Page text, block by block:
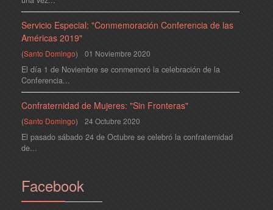
Servicio Especial: "Conmemoración Conferencia de las
Américas 2019"
(Santo Domingo) 01 Noviembre 2020
El día 1 de Noviembre se conmemoró la celebración de la
Conferencia...
Confraternidad de Mujeres: "Sin Fronteras"
(Santo Domingo) 24 Octubre 2020
El pasado sábado 24 de Octubre se celebró la confraternidad
de...
Facebook